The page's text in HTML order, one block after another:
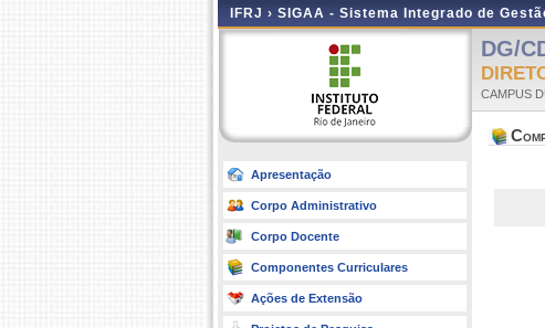
IFRJ › SIGAA - Sistema Integrado de
Apresentação
Corpo Administrativo
Corpo Docente
Componentes Curriculares
Ações de Extensão
DG/
CAMPUS